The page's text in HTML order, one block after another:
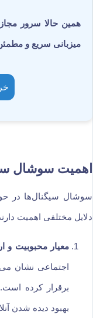
همین حالا سرور
میزبانی سریع و
اهمیت سوشال
دلایل مختلفی اهمیت
معیار محبوبیت و
اجتماعی نشان
برقرار کرده
بهبود دیده شدن